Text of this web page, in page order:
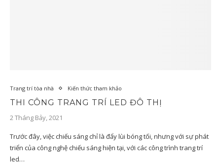
Trang trí tòa nhà Kiến thức tham khảo
THI CÔNG TRANG TRÍ LED ĐÔ THỊ
2 Tháng Bảy, 2021
Trước đây, việc chiếu sáng chỉ là đẩy lùi bóng tối, nhưng với sự phát
triển của công nghệ chiếu sáng hiện tại, với các công trình trang trí
led…